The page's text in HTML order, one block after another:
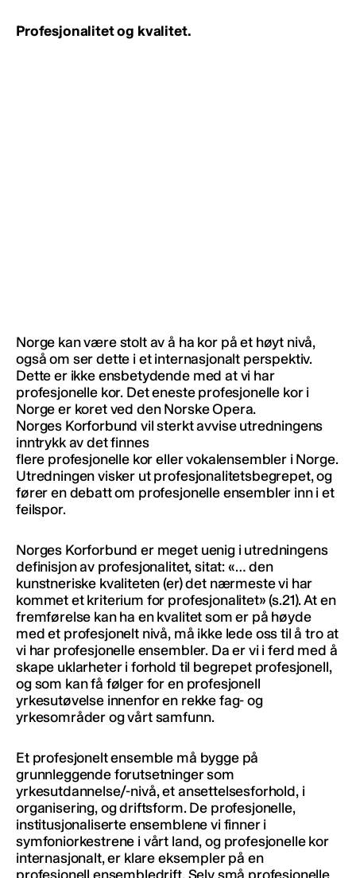
Profesjonalitet og kvalitet.
Norge kan være stolt av å ha kor på et høyt nivå,
også om ser dette i et internasjonalt perspektiv.
Dette er ikke ensbetydende med at vi har
profesjonelle kor. Det eneste profesjonelle kor i
Norge er koret ved den Norske Opera.
Norges Korforbund vil sterkt avvise utredningens
inntrykk av det finnes
flere profesjonelle kor eller vokalensembler i Norge.
Utredningen visker ut profesjonalitetsbegrepet, og
fører en debatt om profesjonelle ensembler inn i et
feilspor.
Norges Korforbund er meget uenig i utredningens
definisjon av profesjonalitet, sitat: «… den
kunstneriske kvaliteten (er) det nærmeste vi har
kommet et kriterium for profesjonalitet» (s.21). At en
fremførelse kan ha en kvalitet som er på høyde
med et profesjonelt nivå, må ikke lede oss til å tro at
vi har profesjonelle ensembler. Da er vi i ferd med å
skape uklarheter i forhold til begrepet profesjonell,
og som kan få følger for en profesjonell
yrkesutøvelse innenfor en rekke fag- og
yrkesområder og vårt samfunn.
Et profesjonelt ensemble må bygge på
grunnleggende forutsetninger som
yrkesutdannelse/-nivå, et ansettelsesforhold, i
organisering, og driftsform. De profesjonelle,
institusjonaliserte ensemblene vi finner i
symfoniorkestrene i vårt land, og profesjonelle kor
internasjonalt, er klare eksempler på en